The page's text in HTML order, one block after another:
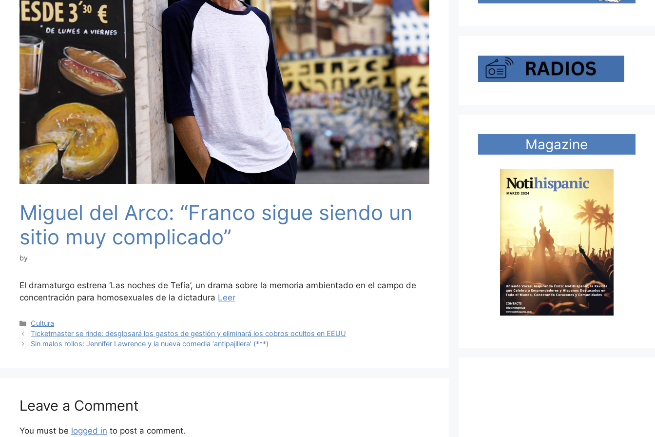
Miguel del Arco: “Franco sigue siendo un
sitio muy complicado”
by
El dramaturgo estrena ‘Las noches de Tefía’, un drama sobre la memoria ambientado en el campo de
concentración para homosexuales de la dictadura Leer
Categories
Cultura
Ticketmaster se rinde: desglosará los gastos de gestión y eliminará los cobros ocultos en EEUU
Sin malos rollos: Jennifer Lawrence y la nueva comedia ‘antipajillera’ (***)
Leave a Comment
You must be logged in to post a comment.
Magazine